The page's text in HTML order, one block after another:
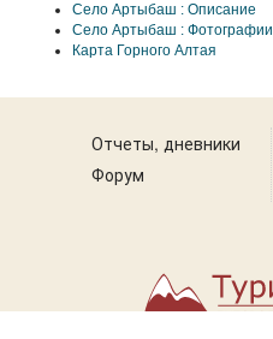
Село Артыбаш : Описание
Село Артыбаш : Фотографии
Карта Горного Алтая
Отчеты, дневники
Форум